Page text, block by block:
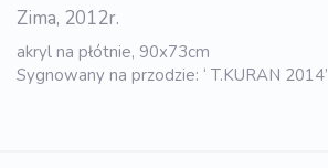
Zima, 2012r.
akryl na płótnie, 90x73cm
Sygnowany na przodzie: ‘ T.KURAN 2014’